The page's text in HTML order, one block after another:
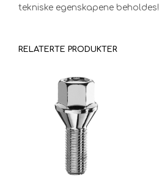
tekniske egenskapene beholdes!
RELATERTE PRODUKTER